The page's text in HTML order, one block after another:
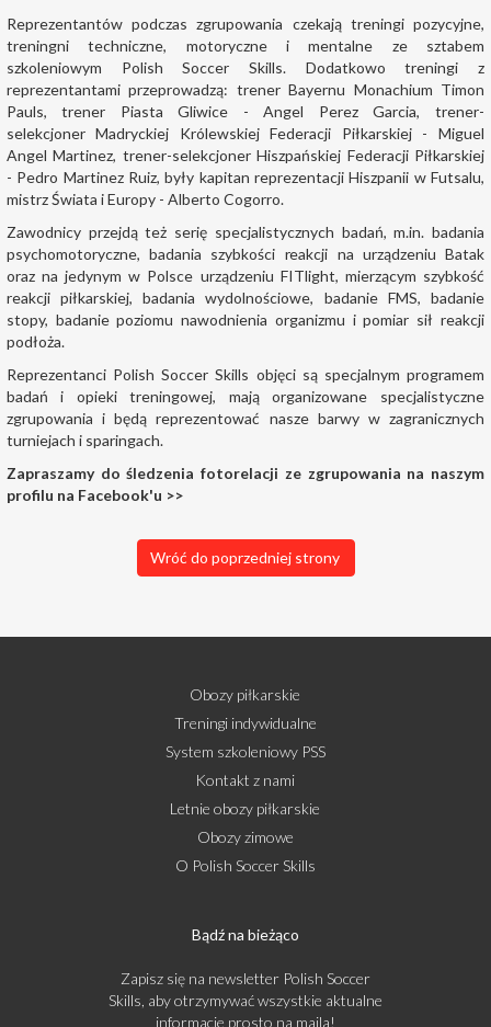
Reprezentantów podczas zgrupowania czekają treningi pozycyjne,
treningni techniczne, motoryczne i mentalne ze sztabem
szkoleniowym Polish Soccer Skills. Dodatkowo treningi z
reprezentantami przeprowadzą: trener Bayernu Monachium Timon
Pauls, trener Piasta Gliwice - Angel Perez Garcia, trener-
selekcjoner Madryckiej Królewskiej Federacji Piłkarskiej - Miguel
Angel Martinez, trener-selekcjoner Hiszpańskiej Federacji Piłkarskiej
- Pedro Martinez Ruiz, były kapitan reprezentacji Hiszpanii w Futsalu,
mistrz Świata i Europy - Alberto Cogorro.
Zawodnicy przejdą też serię specjalistycznych badań, m.in. badania
psychomotoryczne, badania szybkości reakcji na urządzeniu Batak
oraz na jedynym w Polsce urządzeniu FITlight, mierzącym szybkość
reakcji piłkarskiej, badania wydolnościowe, badanie FMS, badanie
stopy, badanie poziomu nawodnienia organizmu i pomiar sił reakcji
podłoża.
Reprezentanci Polish Soccer Skills objęci są specjalnym programem
badań i opieki treningowej, mają organizowane specjalistyczne
zgrupowania i będą reprezentować nasze barwy w zagranicznych
turniejach i sparingach.
Zapraszamy do śledzenia fotorelacji ze zgrupowania na naszym
profilu na Facebook'u >>
Wróć do poprzedniej strony
Obozy piłkarskie
Treningi indywidualne
System szkoleniowy PSS
Kontakt z nami
Letnie obozy piłkarskie
Obozy zimowe
O Polish Soccer Skills
Bądź na bieżąco
Zapisz się na newsletter Polish Soccer
Skills, aby otrzymywać wszystkie aktualne
informacje prosto na maila!